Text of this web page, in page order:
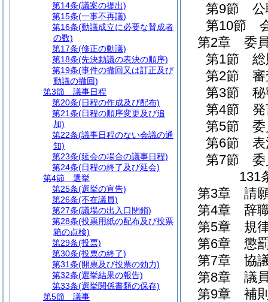
第9節
第10節
第2章
委
第1節
第2節
第3節
第4節
第5節
第6節
第7節
131
第3章
請
第4章
辞
第5章
規
第6章
懲
第7章
協
第8章
議
第9章
補
第14条(議案の提出)
第15条(一事不再議)
第16条(動議成立に必要な賛成者
の数)
第17条(修正の動議)
第18条(先決動議の表決の順序)
第19条(事件の撤回又は訂正及び
動議の撤回)
第3節
議事日程
第20条(日程の作成及び配布)
第21条(日程の順序変更及び追
加)
第22条(議事日程のない会議の通
知)
第23条(延会の場合の議事日程)
第24条(日程の終了及び延会)
第4節
選挙
第25条(選挙の宣告)
第26条(不在議員)
第27条(議場の出入口閉鎖)
第28条(投票用紙の配布及び投票
箱の点検)
第29条(投票)
第30条(投票の終了)
第31条(開票及び投票の効力)
第32条(選挙結果の報告)
第33条(選挙関係書類の保存)
第5節
議事